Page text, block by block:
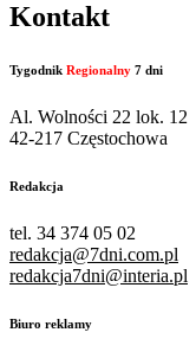
Kontakt
Tygodnik Regionalny 7 dni
Al. Wolności 22 lok. 12
42-217 Częstochowa
Redakcja
tel. 34 374 05 02
redakcja@7dni.com.pl
redakcja7dni@interia.pl
Biuro reklamy